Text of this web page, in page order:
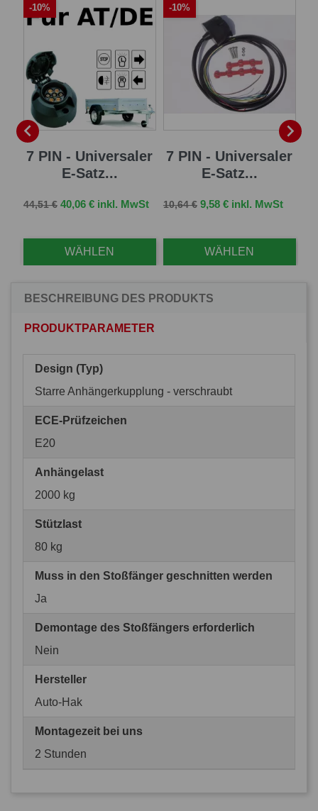

7 PIN - Universaler
E-Satz...
Verkaufspreis
44,51 € Preis
40,06 € inkl. MwSt
WÄHLEN
-10%
7 PIN - Universaler
E-Satz...
Verkaufspreis
10,64 € Preis
9,58 € inkl. MwSt
WÄHLEN
-10%

BESCHREIBUNG DES PRODUKTS
PRODUKTPARAMETER
Design (Typ)
Starre Anhängerkupplung - verschraubt
ECE-Prüfzeichen
E20
Anhängelast
2000 kg
Stützlast
80 kg
Muss in den Stoßfänger geschnitten werden
Ja
Demontage des Stoßfängers erforderlich
Nein
Hersteller
Auto-Hak
Montagezeit bei uns
2 Stunden